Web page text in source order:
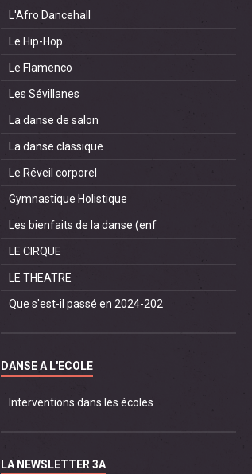
L'Afro Dancehall
Le Hip-Hop
Le Flamenco
Les Sévillanes
La danse de salon
La danse classique
Le Réveil corporel
Gymnastique Holistique
Les bienfaits de la danse (enf
LE CIRQUE
LE THEATRE
Que s'est-il passé en 2024-202
DANSE A L'ECOLE
Interventions dans les écoles
LA NEWSLETTER 3A